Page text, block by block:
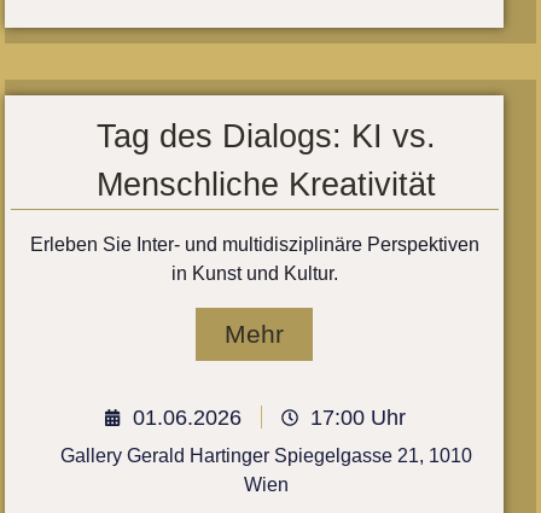
Tag des Dialogs: KI vs.
Menschliche Kreativität
Erleben Sie Inter- und multidisziplinäre Perspektiven
in Kunst und Kultur.
Mehr
01.06.2026 17:00 Uhr
Gallery Gerald Hartinger Spiegelgasse 21, 1010
Wien